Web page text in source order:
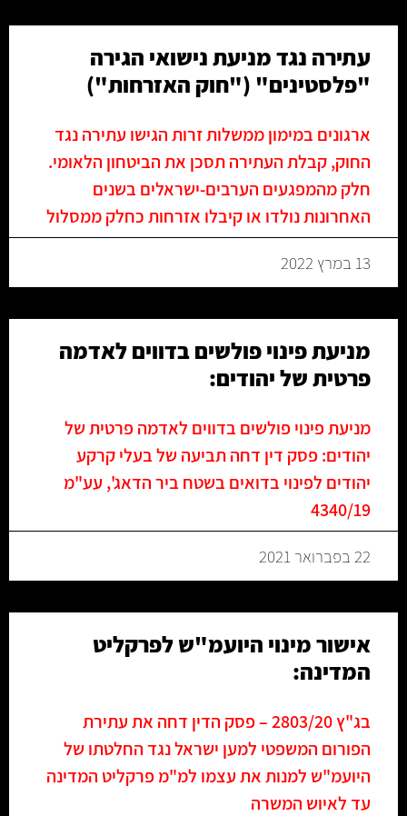
עתירה נגד מניעת נישואי הגירה
"פלסטינים" ("חוק האזרחות")
ארגונים במימון ממשלות זרות הגישו עתירה נגד
החוק, קבלת העתירה תסכן את הביטחון הלאומי.
חלק מהמפגעים הערבים-ישראלים בשנים
האחרונות נולדו או קיבלו אזרחות כחלק ממסלול
13 במרץ 2022
מניעת פינוי פולשים בדווים לאדמה
פרטית של יהודים:
מניעת פינוי פולשים בדווים לאדמה פרטית של
יהודים: פסק דין דחה תביעה של בעלי קרקע
יהודים לפינוי בדואים בשטח ביר הדאג', עע"מ
4340/19
22 בפברואר 2021
אישור מינוי היועמ"ש לפרקליט
המדינה:
בג"ץ 2803/20 – פסק הדין דחה את עתירת
הפורום המשפטי למען ישראל נגד החלטתו של
היועמ"ש למנות את עצמו למ"מ פרקליט המדינה
עד לאיוש המשרה